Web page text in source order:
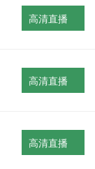
高清直播
高清直播
高清直播